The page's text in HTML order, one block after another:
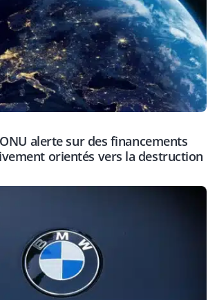
alerte sur des financements
orientés vers la destruction